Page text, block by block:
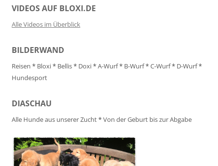
VIDEOS AUF BLOXI.DE
Alle Videos im Überblick
BILDERWAND
Reisen * Bloxi* Bellis* Doxi*A-Wurf* B-Wurf*C-Wurf* D-Wurf*
Hundesport
DIASCHAU
Alle Hunde aus unserer Zucht*Von der Geburt bis zur Abgabe